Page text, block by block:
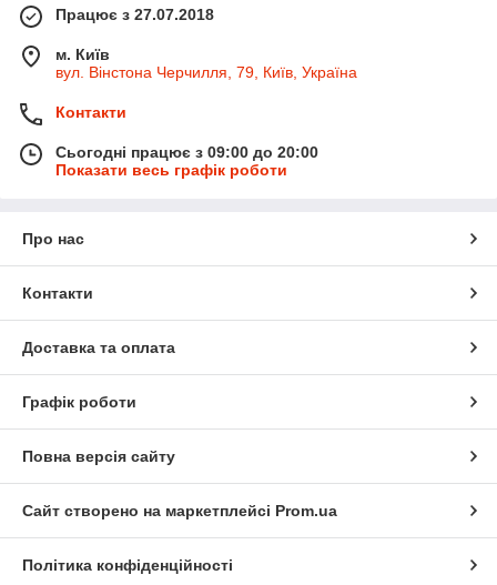
Працює з 27.07.2018
м. Київ
вул. Вінстона Черчилля, 79, Київ, Україна
Контакти
Сьогодні працює з 09:00 до 20:00
Показати весь графік роботи
Про нас
Контакти
Доставка та оплата
Графік роботи
Повна версія сайту
Сайт створено на маркетплейсі Prom.ua
Політика конфіденційності